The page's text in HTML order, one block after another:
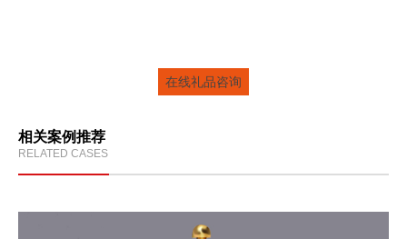
在线礼品咨询
相关案例推荐
RELATED CASES